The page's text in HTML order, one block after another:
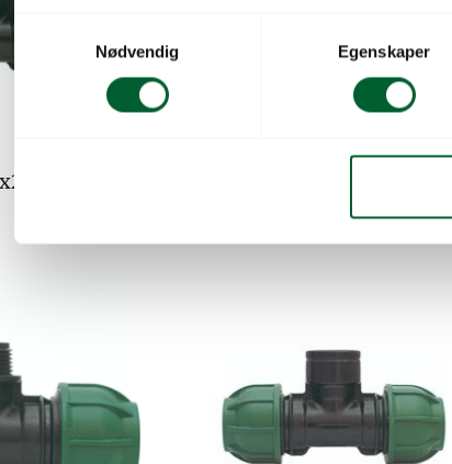
S
k
v
Nødvendig Egenskaper